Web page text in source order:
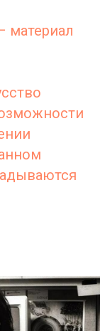
материал